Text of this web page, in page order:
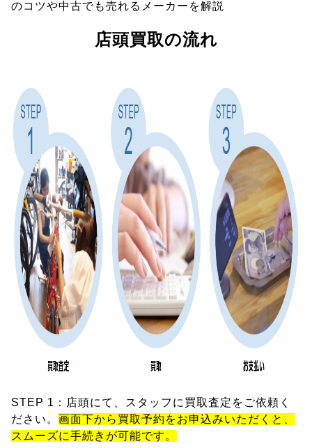
のコツや中古でも売れるメーカーを解説
店頭買取の流れ
STEP 1：店頭にて、スタッフに買取査定をご依頼く
ださい。 画面下から買取予約をお申込みいただくと、
スムーズに手続きが可能です。